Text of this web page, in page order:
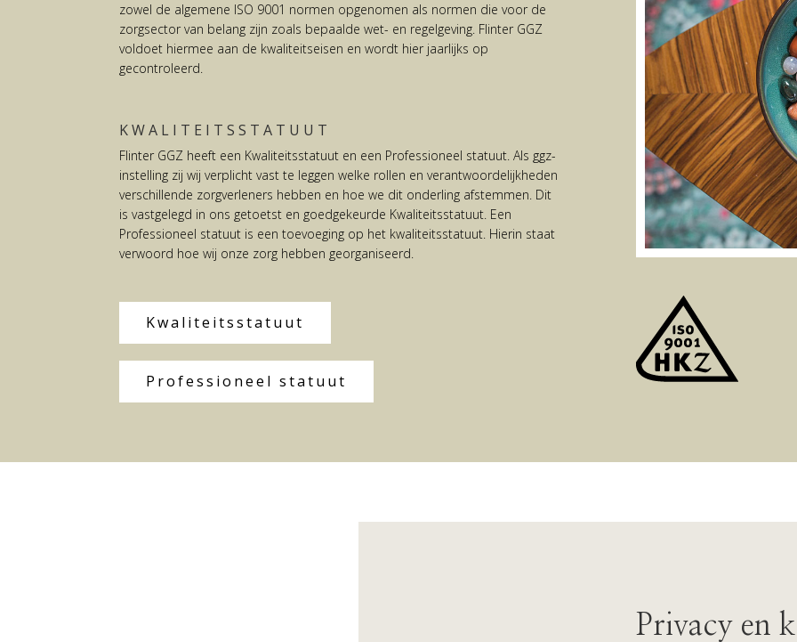
zowel de algemene ISO 9001 normen opgenomen als normen die voor de
zorgsector van belang zijn zoals bepaalde wet- en regelgeving. Flinter GGZ
voldoet hiermee aan de kwaliteitseisen en wordt hier jaarlijks op
gecontroleerd.
KWALITEITSSTATUUT
Flinter GGZ heeft een Kwaliteitsstatuut en een Professioneel statuut. Als ggz-
instelling zij wij verplicht vast te leggen welke rollen en verantwoordelijkheden
verschillende zorgverleners hebben en hoe we dit onderling afstemmen. Dit
is vastgelegd in ons getoetst en goedgekeurde Kwaliteitsstatuut. Een
Professioneel statuut is een toevoeging op het kwaliteitsstatuut. Hierin staat
verwoord hoe wij onze zorg hebben georganiseerd.
Kwaliteitsstatuut
Professioneel statuut
Privacy en